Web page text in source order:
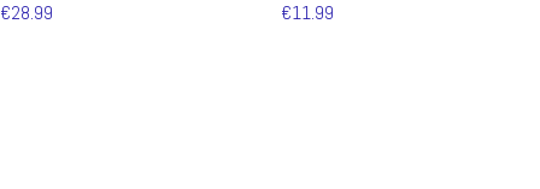
€28.99 €11.99